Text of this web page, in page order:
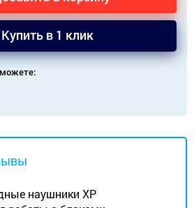
Купить в 1 клик
наушники ХР